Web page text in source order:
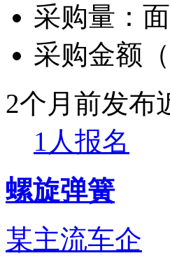
采购量：
采购金额
2个月前发布
1人报名
螺旋弹簧
某主流车企